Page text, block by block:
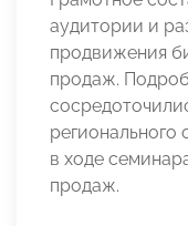
аудитории и
продвижения
продаж.
в ходе
продаж.